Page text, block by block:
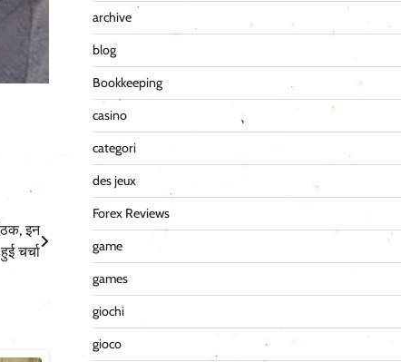
इन
चर्चा
archive
blog
Bookkeeping
casino
categori
des jeux
Forex Reviews
game
games
giochi
gioco